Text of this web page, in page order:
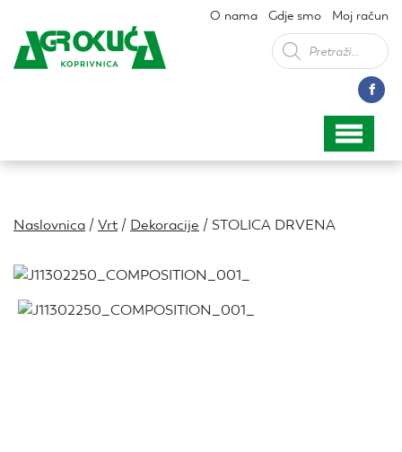
O nama Gdje smo Moj račun
Products
search
Naslovnica /Vrt/ Dekoracije / STOLICA DRVENA